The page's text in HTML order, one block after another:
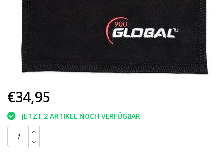
€34,95
JETZT 2 ARTIKEL NOCH VERFÜGBAR